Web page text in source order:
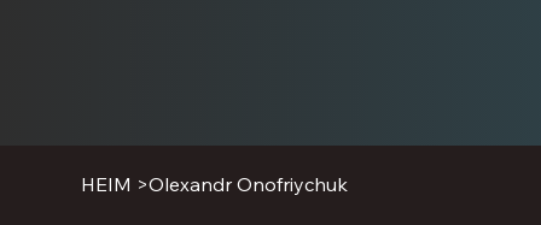
HEIM >Olexandr Onofriychuk